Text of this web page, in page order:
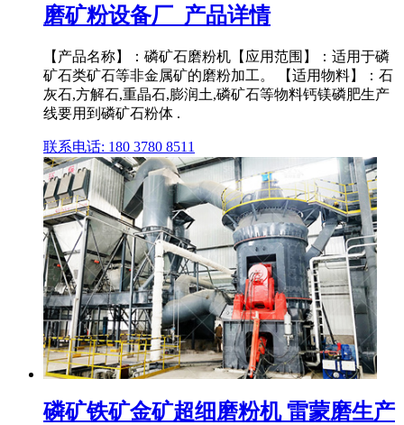
磨矿粉设备厂_产品详情
【产品名称】：磷矿石磨粉机【应用范围】：适用于磷
矿石类矿石等非金属矿的磨粉加工。 【适用物料】：石
灰石,方解石,重晶石,膨润土,磷矿石等物料钙镁磷肥生产
线要用到磷矿石粉体 .
联系电话: 180 3780 8511
磷矿铁矿金矿超细磨粉机 雷蒙磨生产